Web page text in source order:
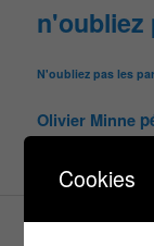
n'oubliez
N'oubliez pas les
Olivier Minne
Cookies